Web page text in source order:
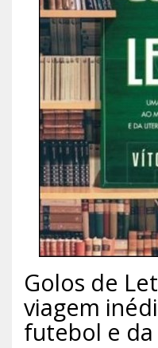
Golos de
viagem
futebol e